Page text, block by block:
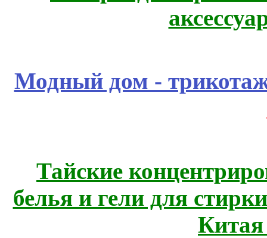
Модный дом -
Тайские
белья и гели для